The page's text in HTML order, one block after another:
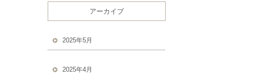
アーカイブ
2025年5月
2025年4月